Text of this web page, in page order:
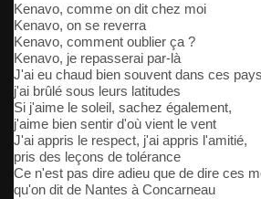
Kenavo, comme on dit chez moi
Kenavo, on se reverra
Kenavo, comment oublier ça ?
Kenavo, je repasserai par-là
J'ai eu chaud bien souvent dans ces
j'ai brûlé sous leurs latitudes
Si j'aime le soleil, sachez également,
j'aime bien sentir d'où vient le vent
J'ai appris le respect, j'ai appris l'amitié,
pris des leçons de tolérance
Ce n'est pas dire adieu que de dire ces
qu'on dit de Nantes à Concarneau